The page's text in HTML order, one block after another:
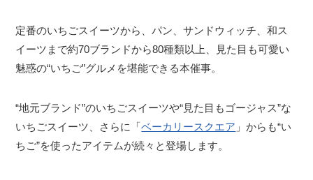
定番のいちごスイーツから、パン、サンドウィッチ、和ス
イーツまで約70ブランドから80種類以上、見た目も可愛い
魅惑の“いちご”グルメを堪能できる本催事。
“地元ブランド”のいちごスイーツや“見た目もゴージャス”な
いちごスイーツ、さらに「ベーカリースクエア 」からも“い
ちご”を使ったアイテムが続々と登場します。